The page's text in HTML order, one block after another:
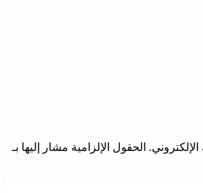
الحقول الإلزامية مشار إليها بـ